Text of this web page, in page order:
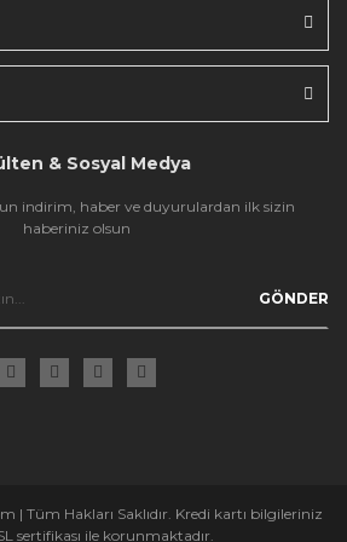
& Sosyal Medya
indirim, haber ve duyurulardan ilk sizin
haberiniz olsun
GÖNDER
| Tüm Hakları Saklıdır. Kredi kartı bilgileriniz
sertifikası ile korunmaktadır.